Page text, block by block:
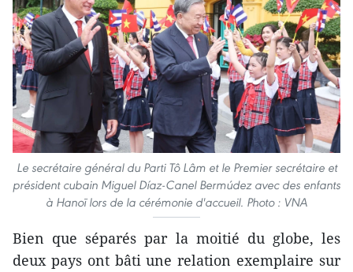
Le secrétaire général du Parti Tô Lâm et le Premier secrétaire et
président cubain Miguel Díaz-Canel Bermúdez avec des enfants
à Hanoï lors de la cérémonie d'accueil. Photo : VNA
Bien que séparés par la moitié du globe, les
deux pays ont bâti une relation exemplaire sur